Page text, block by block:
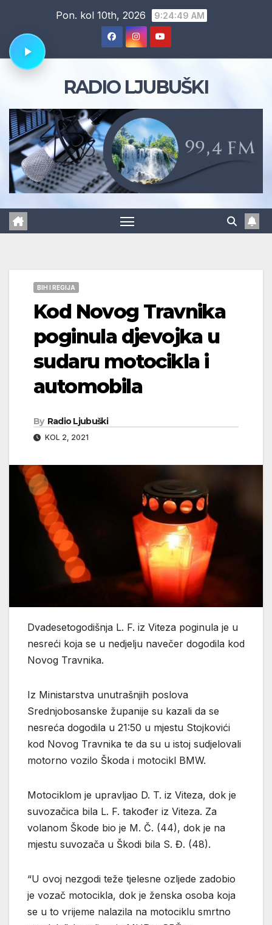
content
Pon. kol 10th, 2026 9:24:50 AM
RADIO LJUBUŠKI
BIH I REGIJA
Kod Novog Travnika
poginula djevojka u
sudaru motocikla i
automobila
By Radio Ljubuški
KOL 2, 2021
Dvadesetogodišnja L. F. iz Viteza poginula je u
nesreći koja se u nedjelju navečer dogodila kod
Novog Travnika.
Iz Ministarstva unutrašnjih poslova
Srednjobosanske županije su kazali da se
nesreća dogodila u 21:50 u mjestu Stojkovići
kod Novog Travnika te da su u istoj sudjelovali
motorno vozilo Škoda i motocikl BMW.
Motociklom je upravljao D. T. iz Viteza, dok je
suvozačica bila L. F. također iz Viteza. Za
volanom Škode bio je M. Č. (44), dok je na
mjestu suvozača u Škodi bila S. Đ. (48).
“U ovoj nezgodi teže tjelesne ozljede zadobio
je vozač motocikla, dok je ženska osoba koja
se u to vrijeme nalazila na motociklu smrtno